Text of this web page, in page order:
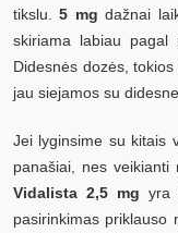
tikslu.5 mg dažnai
skiriama labiau pagal
Didesnės dozės, tokios
jau siejamos su
Jei lyginsime su kitais
panašiai, nes
Vidalista 2,5 mg yra
pasirinkimas priklauso